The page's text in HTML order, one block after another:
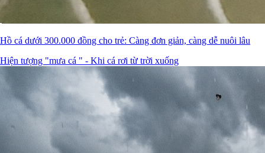
Hồ cá dưới 300.000 đồng cho trẻ: Càng đơn giản, càng dễ nuôi lâu
Hiện tượng "mưa cá " - Khi cá rơi từ trời xuống